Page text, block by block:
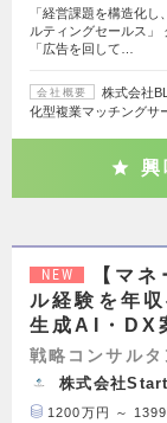
「経営課題を構造化
ルティングセールス」
「広告を回して…
会社概要
株式会社
化型複業マッチングサ
興
NEW
【マ
ル経験を年
生成AI・DX
戦略コンサルタ
株式会社
1200万円 ～